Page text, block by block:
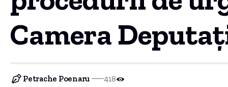
Camera
Petrache Poenaru 418